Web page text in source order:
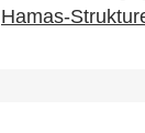
Hamas-